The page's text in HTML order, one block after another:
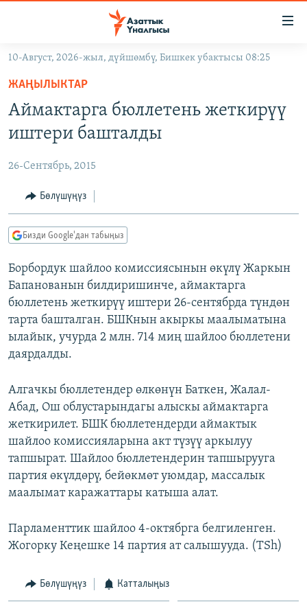
Навигацияга
өтүңүз
Издөөгө
салыңыз
ЭКОНОМИКА
МАДАНИЯТ
БОРБОР АЗИЯ
УКРАИНА
АТАЙЫН ИЛИКТӨӨ
ТВ ПРОГРАММАЛАР
ЭКСПЕРТТЕР ТАЛДАЙТ
БИЗ ЖАНА ДҮЙНӨ
ЭЖЕ-СИҢДИЛЕР
АЗАТТЫК+
ӨЗГӨЧӨ ПИКИР
Русский
ОНЛАЙН ШЕРИНЕ
ЭЕ/АРнун бардык сайттары
10-Август, 2026-жыл, дүйшөмбү, Бишкек убактысы 08:25
ЖАҢЫЛЫКТАР
Аймактарга бюллетень жеткирүү
иштери башталды
26-Сентябрь, 2015
Бөлүшүңүз
Бизди Google'дан табыңыз
Борбордук шайлоо комиссиясынын өкүлү Жаркын
Бапанованын билдиришинче, аймактарга
бюллетень жеткирүү иштери 26-сентябрда түндөн
тарта башталган. БШКнын акыркы маалыматына
ылайык, учурда 2 млн. 714 миң шайлоо бюллетени
даярдалды.
Алгачкы бюллетендер өлкөнүн Баткен, Жалал-
Абад, Ош облустарындагы алыскы аймактарга
жеткирилет. БШК бюллетендерди аймактык
шайлоо комиссияларына акт түзүү аркылуу
тапшырат. Шайлоо бюллетендерин тапшырууга
партия өкүлдөрү, бейөкмөт уюмдар, массалык
маалымат каражаттары катыша алат.
Парламенттик шайлоо 4-октябрга белгиленген.
Жогорку Кеңешке 14 партия ат салышууда. (TSh)
Бөлүшүңүз Катталыңыз